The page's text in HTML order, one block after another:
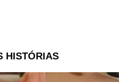
HISTÓRIAS